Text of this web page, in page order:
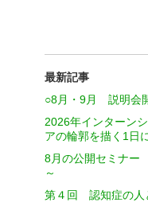
最新記事
○8月・9月 説明会
2026年インターン
アの輪郭を描く1日に
8月の公開セミナー
～
第４回 認知症の人